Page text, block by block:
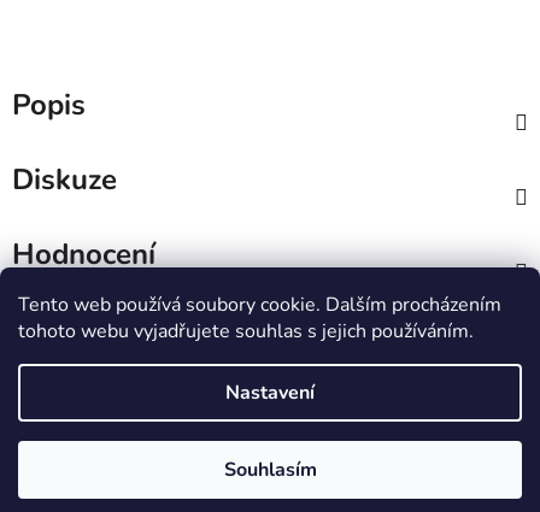
Tento web používá soubory cookie. Dalším procházením
tohoto webu vyjadřujete souhlas s jejich používáním.
Nastavení
Souhlasím
Popis
Diskuze
Hodnocení
IT e-shop
Vytvořil Shoptet
PCL Štětí s.r.o.
vyhrazena.